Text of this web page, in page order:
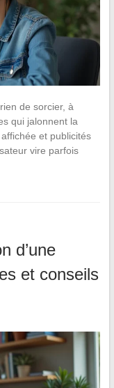
de sorcier, à
qui jalonnent la
et publicités
vire parfois
d’une
et conseils